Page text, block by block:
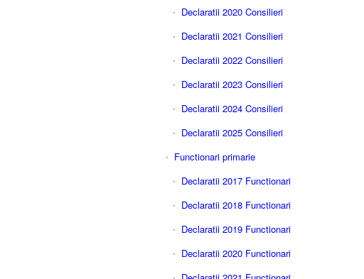
Declaratii 2020 Consilieri
Declaratii 2021 Consilieri
Declaratii 2022 Consilieri
Declaratii 2023 Consilieri
Declaratii 2024 Consilieri
Declaratii 2025 Consilieri
Functionari primarie
Declaratii 2017 Functionari
Declaratii 2018 Functionari
Declaratii 2019 Functionari
Declaratii 2020 Functionari